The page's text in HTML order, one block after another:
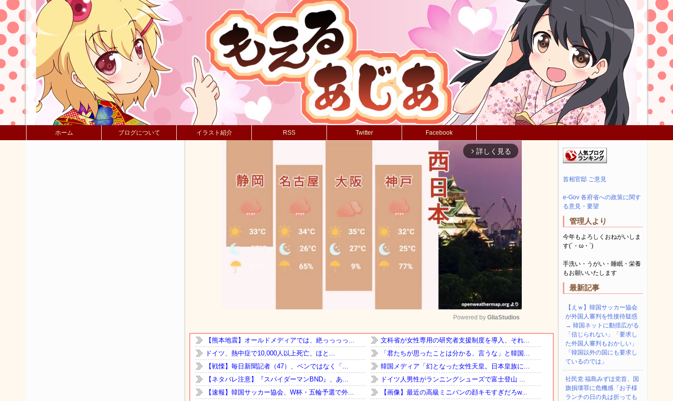
ホーム ブログについて イラスト紹介 RSS Twitter Facebook
arrow_forward_ios 詳しく見る
Mute
Powered by GliaStudios
首相官邸 ご意見
e-Gov 各府省への政策に関す
る意見・要望
管理人より
今年もよろしくおねがいしま
す(´・ω・`)
手洗い・うがい・睡眠・栄養
もお願いいたします
最新記事
【えｗ】韓国サッカー協会
が外国人審判を性接待疑惑
→ 韓国ネットに動揺広がる
「信じられない」「要求し
た外国人審判もおかしい」
「韓国以外の国にも要求し
ているのでは」
社民党 福島みずほ党首、国
旗損壊罪に危機感「お子様
ランチの日の丸は折っても